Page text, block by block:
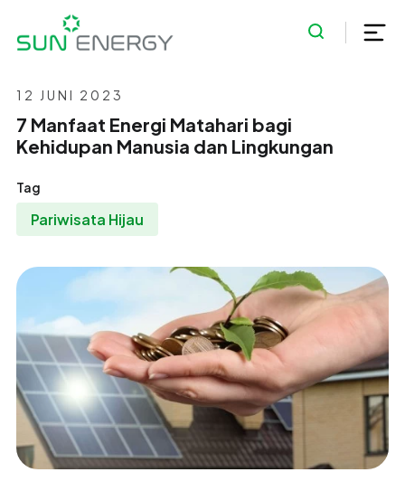
12 JUNI 2023
7 Manfaat Energi Matahari bagi
Kehidupan Manusia dan Lingkungan
Tag
Pariwisata Hijau